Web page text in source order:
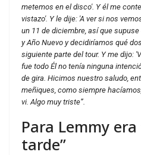
metemos en el disco'. Y él me
vistazo'. Y le dije: 'A ver si nos
un 11 de diciembre, así que
y Año Nuevo y decidiríamos qué
siguiente parte del tour. Y me dijo:
fue todo Él no tenía ninguna
de gira. Hicimos nuestro saludo,
meñiques, como siempre
vi. Algo muy triste”.
Para Lemmy
tarde”